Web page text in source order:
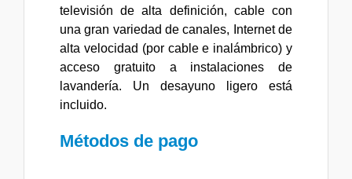
televisión de alta definición, cable con
una gran variedad de canales, Internet de
alta velocidad (por cable e inalámbrico) y
acceso gratuito a instalaciones de
lavandería. Un desayuno ligero está
incluido.
Métodos de pago